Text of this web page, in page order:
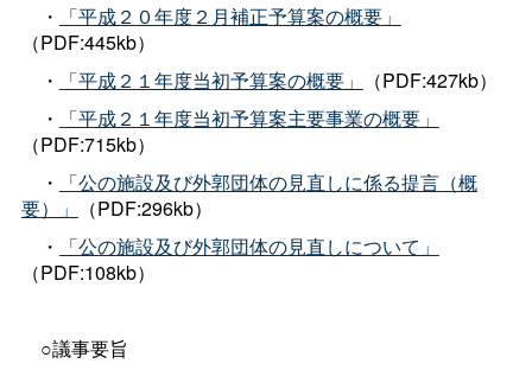
・
「平成２０年度２月補正予算案の概要」
（PDF:445kb）
・
「平成２１年度当初予算案の概要」
（PDF:427kb）
・
「平成２１年度当初予算案主要事業の概要」
（PDF:715kb）
・
「公の施設及び外郭団体の見直しに係る提言（概
要）」
（PDF:296kb）
・
「公の施設及び外郭団体の見直しについて」
（PDF:108kb）
○議事要旨